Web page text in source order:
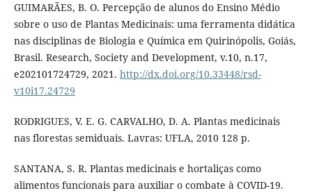
GUIMARÃES, B. O. Percepção de alunos do Ensino Médio
sobre o uso de Plantas Medicinais: uma ferramenta didática
nas disciplinas de Biologia e Química em Quirinópolis, Goiás,
Brasil. Research, Society and Development, v.10, n.17,
e202101724729, 2021. http://dx.doi.org/10.33448/rsd-
v10i17.24729
RODRIGUES, V. E. G. CARVALHO, D. A. Plantas medicinais
nas florestas semiduais. Lavras: UFLA, 2010 128 p.
SANTANA, S. R. Plantas medicinais e hortaliças como
alimentos funcionais para auxiliar o combate à COVID-19.